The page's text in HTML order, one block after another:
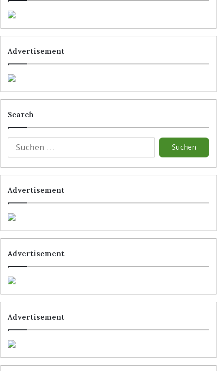
Director von Mercio.
Advertisement
Search
Advertisement
Advertisement
Advertisement